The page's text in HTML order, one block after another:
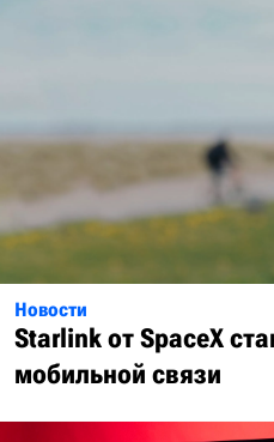
Новости
Starlink от SpaceX
мобильной связи